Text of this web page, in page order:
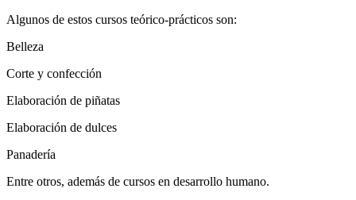
Algunos de estos cursos teórico-prácticos son:
Belleza
Corte y confección
Elaboración de piñatas
Elaboración de dulces
Panadería
Entre otros, además de cursos en desarrollo humano.